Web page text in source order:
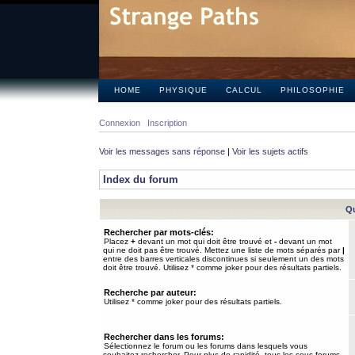
HOME PHYSIQUE CALCUL PHILOSOPHIE
Connexion Inscription
Voir les messages sans réponse | Voir les sujets actifs
Index du forum
Rechercher par mots-clés:
Placez + devant un mot qui doit être trouvé et - devant un mot
qui ne doit pas être trouvé. Mettez une liste de mots séparés par|
entre des barres verticales discontinues si seulement un des mots
doit être trouvé. Utilisez * comme joker pour des résultats partiels.
Recherche par auteur:
Utilisez * comme joker pour des résultats partiels.
Rechercher dans les forums:
Sélectionnez le forum ou les forums dans lesquels vous